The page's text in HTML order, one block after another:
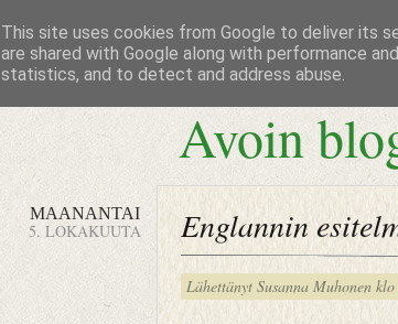
Avoin
MAANANTAI
5. LOKAKUUTA Englannin
Lähettänyt Susanna Muhonen klo
This site uses cookies from Google to deliver its
are shared with Google along with performance
statistics, and to detect and address abuse.